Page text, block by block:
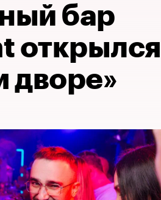
Экономика Бизнес
бар
дворе»